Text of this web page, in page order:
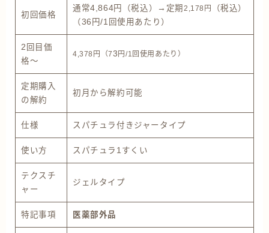
初回価格
通常4,864円（税込）→定期 2,178円
（税込）
（36円/1回使用あたり）
2回目価
格〜
4,378円（73 円/1回使用あたり）
定期購入
の解約
初月から解約可能
仕様 スパチュラ付きジャータイプ
使い方 スパチュラ1すくい
テクスチ
ャー
ジェルタイプ
特記事項 医薬部外品